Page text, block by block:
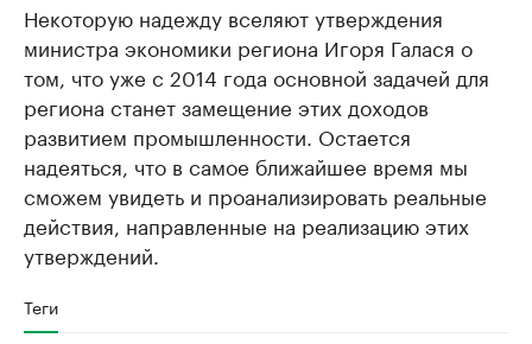
Некоторую надежду вселяют утверждения
министра экономики региона Игоря Галася о
том, что уже с 2014 года основной задачей для
региона станет замещение этих доходов
развитием промышленности. Остается
надеяться, что в самое ближайшее время мы
сможем увидеть и проанализировать реальные
действия, направленные на реализацию этих
утверждений.
Теги